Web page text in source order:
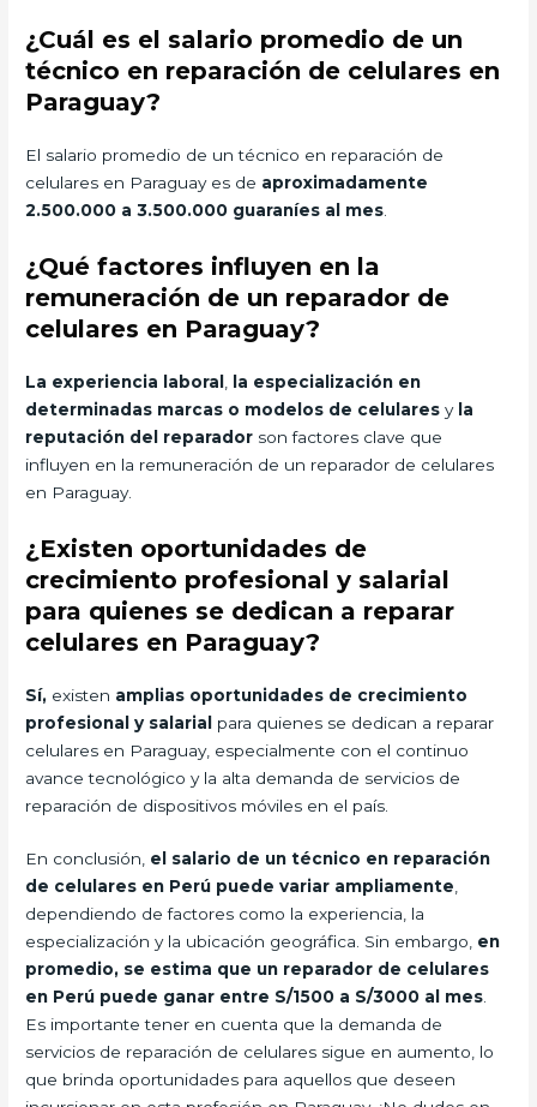
¿Cuál es el salario promedio de un
técnico en reparación de celulares en
Paraguay?
El salario promedio de un técnico en reparación de
celulares en Paraguay es de aproximadamente
2.500.000 a 3.500.000 guaraníes al mes
¿Qué factores influyen en la
remuneración de un reparador de
celulares en Paraguay?
La experiencia laboral
la especialización en
determinadas marcas o modelos de celulares y la
reputación del reparador son factores clave que
influyen en la remuneración de un reparador de celulares
en Paraguay.
¿Existen oportunidades de
crecimiento profesional y salarial
para quienes se dedican a reparar
celulares en Paraguay?
Sí, existen amplias oportunidades de crecimiento
profesional y salarial para quienes se dedican a reparar
celulares en Paraguay, especialmente con el continuo
avance tecnológico y la alta demanda de servicios de
reparación de dispositivos móviles en el país.
En conclusión, el salario de un técnico en reparación
de celulares en Perú puede variar ampliamente,
dependiendo de factores como la experiencia, la
especialización y la ubicación geográfica. Sin embargo, en
promedio, se estima que un reparador de celulares
en Perú puede ganar entre S/1500 a S/3000 al mes.
Es importante tener en cuenta que la demanda de
servicios de reparación de celulares sigue en aumento, lo
que brinda oportunidades para aquellos que deseen